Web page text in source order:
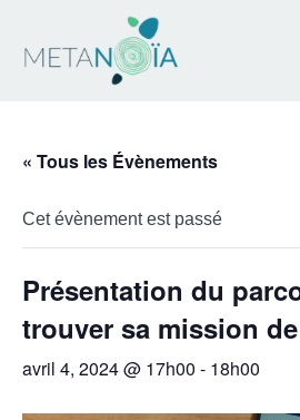
Aller
« Tous les Évènements
Cet évènement est passé
Présentation du
trouver sa mission
avril 4, 2024 @ 17h00 - 18h00